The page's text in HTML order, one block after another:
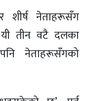
शीर्ष नेताहरूसँग
तीन वटै दलका
नेताहरूसँगको